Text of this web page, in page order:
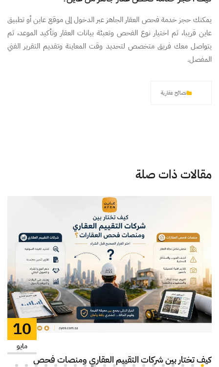
يمكنك حجز خدمة فحص العقار الجاهز عبر الدخول إلى موقع عاين أو تطبيق
عاين قريبا، ثم اختيار نوع الفحص وتعبئة بيانات العقار وتأكيد الموعد، ثم
يتواصل معك فريق متخصص لتحديد وقت المعاينة وتقديم التقرير الفني
المفصل.
نصائح عقارية
مقالات ذات صلة
كيف تختار بين شركات التقييم العقاري ومنصات فحص
10
مايو